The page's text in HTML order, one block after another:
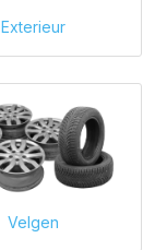
Exterieur
Velgen